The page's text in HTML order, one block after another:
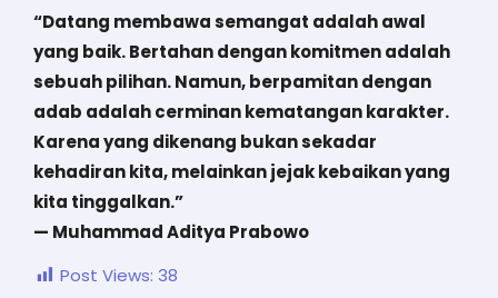
“Datang membawa semangat adalah awal
yang baik. Bertahan dengan komitmen adalah
sebuah pilihan. Namun, berpamitan dengan
adab adalah cerminan kematangan karakter.
Karena yang dikenang bukan sekadar
kehadiran kita, melainkan jejak kebaikan yang
kita tinggalkan.”
— Muhammad Aditya Prabowo
Post Views: 38